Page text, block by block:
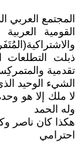
المجتمع
القومية
ذبلت التطلعات
تقدمية
الشيء الوحيد
لا ملك إلا هو
وله الحمد
هكذا كان ناصر
احترامي